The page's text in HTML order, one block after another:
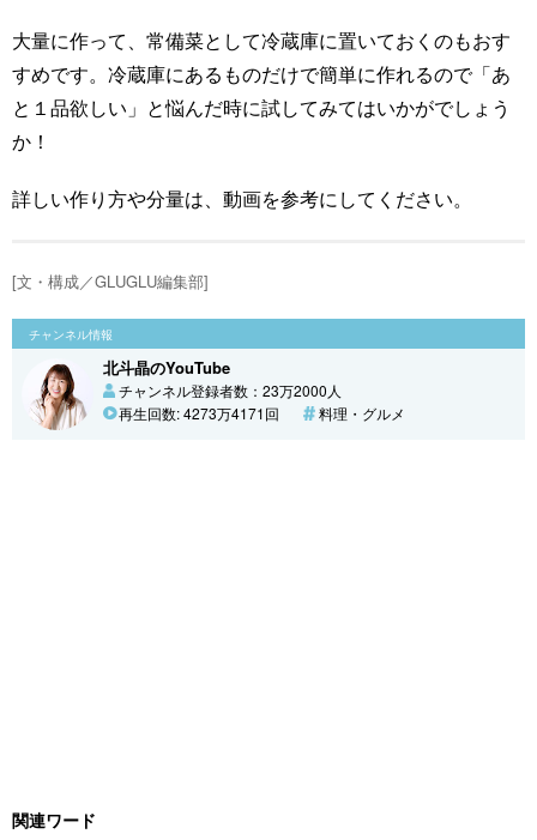
大量に作って、常備菜として冷蔵庫に置いておくのもおす
すめです。冷蔵庫にあるものだけで簡単に作れるので「あ
と１品欲しい」と悩んだ時に試してみてはいかがでしょう
か！
詳しい作り方や分量は、動画を参考にしてください。
[文・構成／GLUGLU編集部]
チャンネル情報
北斗晶のYouTube
チャンネル登録者数：23万2000人
再生回数: 4273万4171回
料理・グルメ
関連ワード